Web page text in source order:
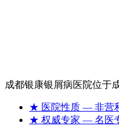
成都银康银屑病医院位于
★ 医院性质 — 非营
★ 权威专家 — 名医